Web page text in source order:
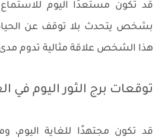
قد تكون مستعدًا اليوم للاستماع
بشخص يتحدث بلا توقف عن
هذا الشخص علاقة مثالية تدوم مدى
توقعات برج الثور اليوم في
قد تكون مجتهدًا للغاية اليوم،